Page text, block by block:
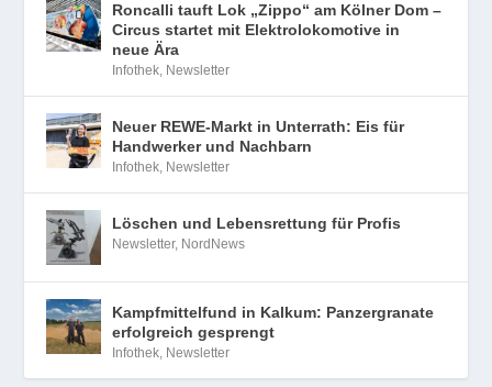
Roncalli tauft Lok „Zippo“ am Kölner Dom –
Circus startet mit Elektrolokomotive in
neue Ära
Infothek, Newsletter
Neuer REWE-Markt in Unterrath: Eis für
Handwerker und Nachbarn
Infothek, Newsletter
Löschen und Lebensrettung für Profis
Newsletter, NordNews
Kampfmittelfund in Kalkum: Panzergranate
erfolgreich gesprengt
Infothek, Newsletter